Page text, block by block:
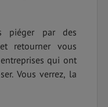
piéger par des
retourner vous
qui ont
Vous verrez, la